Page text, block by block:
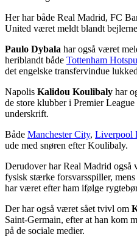
Her har både Real Madrid, FC
United været meldt blandt
Paulo Dybala har også været
heriblandt både Tottenham
det engelske transfervindue
Napolis Kalidou Koulibaly har
de store klubber i Premier
underskrift.
Både Manchester City, Liverpool
ude med snøren efter Koulibaly.
Derudover har Real Madrid også
fysisk stærke forsvarsspiller,
har været efter ham ifølge
Der har også været sået tvivl om
Saint-Germain, efter at han kom
på de sociale medier.